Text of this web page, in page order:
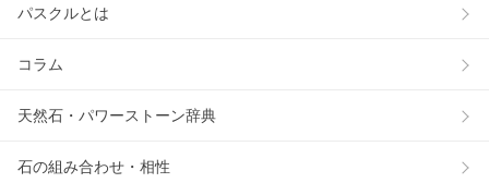
パスクルとは
コラム
天然石・パワーストーン辞典
石の組み合わせ・相性